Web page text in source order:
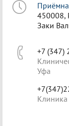
450008,
Заки
+7 (347)
Уфа